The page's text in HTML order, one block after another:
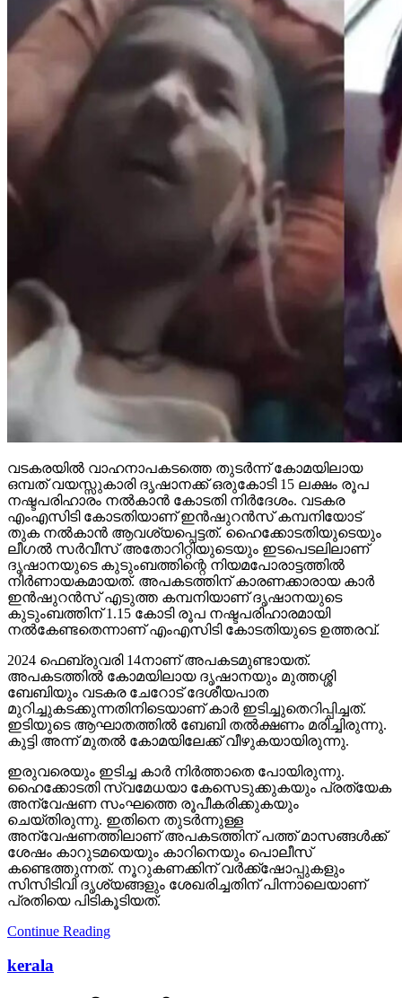
വടകരയില്‍ വാഹനാപകടത്തെ തുടര്‍ന്ന് കോമയിലായ
ഒമ്പത് വയസ്സുകാരി ദൃഷാനക്ക് ഒരുകോടി 15 ലക്ഷം രൂപ
നഷ്ടപരിഹാരം നല്‍കാന്‍ കോടതി നിര്‍ദേശം. വടകര
എംഎസിടി കോടതിയാണ് ഇന്‍ഷുറന്‍സ് കമ്പനിയോട്
തുക നല്‍കാന്‍ ആവശ്യപ്പെട്ടത്. ഹൈക്കോടതിയുടെയും
ലീഗല്‍ സര്‍വീസ് അതോറിറ്റിയുടെയും ഇടപെടലിലാണ്
ദൃഷാനയുടെ കുടുംബത്തിന്റെ നിയമപോരാട്ടത്തില്‍
നിര്‍ണായകമായത്. അപകടത്തിന് കാരണക്കാരായ കാര്‍
ഇന്‍ഷുറന്‍സ് എടുത്ത കമ്പനിയാണ് ദൃഷാനയുടെ
കുടുംബത്തിന് 1.15 കോടി രൂപ നഷ്ടപരിഹാരമായി
നല്‍കേണ്ടതെന്നാണ് എംഎസിടി കോടതിയുടെ ഉത്തരവ്.
2024 ഫെബ്രുവരി 14നാണ് അപകടമുണ്ടായത്.
അപകടത്തില്‍ കോമയിലായ ദൃഷാനയും മുത്തശ്ശി
ബേബിയും വടകര ചേറോട് ദേശീയപാത
മുറിച്ചുകടക്കുന്നതിനിടെയാണ് കാര്‍ ഇടിച്ചുതെറിപ്പിച്ചത്.
ഇടിയുടെ ആഘാതത്തില്‍ ബേബി തല്‍ക്ഷണം മരിച്ചിരുന്നു.
കുട്ടി അന്ന് മുതല്‍ കോമയിലേക്ക് വീഴുകയായിരുന്നു.
ഇരുവരെയും ഇടിച്ച കാര്‍ നിര്‍ത്താതെ പോയിരുന്നു.
ഹൈക്കോടതി സ്വമേധയാ കേസെടുക്കുകയും പ്രത്യേക
അന്വേഷണ സംഘത്തെ രൂപീകരിക്കുകയും
ചെയ്തിരുന്നു. ഇതിനെ തുടര്‍ന്നുള്ള
അന്വേഷണത്തിലാണ് അപകടത്തിന് പത്ത് മാസങ്ങള്‍ക്ക്
ശേഷം കാറുടമയെയും കാറിനെയും പൊലീസ്
കണ്ടെത്തുന്നത്. നൂറുകണക്കിന് വര്‍ക്ക്‌ഷോപ്പുകളും
സിസിടിവി ദൃശ്യങ്ങളും ശേഖരിച്ചതിന് പിന്നാലെയാണ്
പ്രതിയെ പിടികൂടിയത്.
Continue Reading
kerala